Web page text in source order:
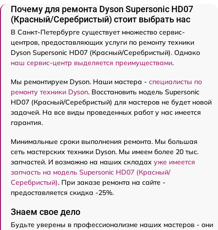
Почему для ремонта Dyson Supersonic HD07
(Красный/Серебристый) стоит выбрать нас
В Санкт-Петербурге существует множество сервис-
центров, предоставляющих услуги по ремонту техники
Dyson Supersonic HD07 (Красный/Серебристый). Однако
наш сервис-центр выделяется преимуществами.
Мы ремонтируем Dyson. Наши мастера - специалисты по
ремонту техники Dyson. Восстановить модель Supersonic
HD07 (Красный/Серебристый) для мастеров не будет новой
задачей. На все виды проведенных работ у нас имеется
гарантия.
Минимальные сроки выполнения ремонта. Мы большая
сеть мастерских техники Dyson. Мы имеем более 20 тыс.
запчастей. И возможно на наших складах уже имеется
запчасть на модель Supersonic HD07 (Красный/
Серебристый). При заказе ремонта на сайте -
предоставляется скидка -25%.
Знаем свое дело
Будьте уверены в профессионализме наших мастеров - они